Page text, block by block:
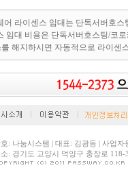
어 라이센스 임대는 단독서버호
임대 비용은 단독서버호스팅/코
해지하시면 자동적으로 라이센
: 나눔시스템 | 대표: 김광동 | 사업
소: 경기도 고양시 덕양구 충장로 118-